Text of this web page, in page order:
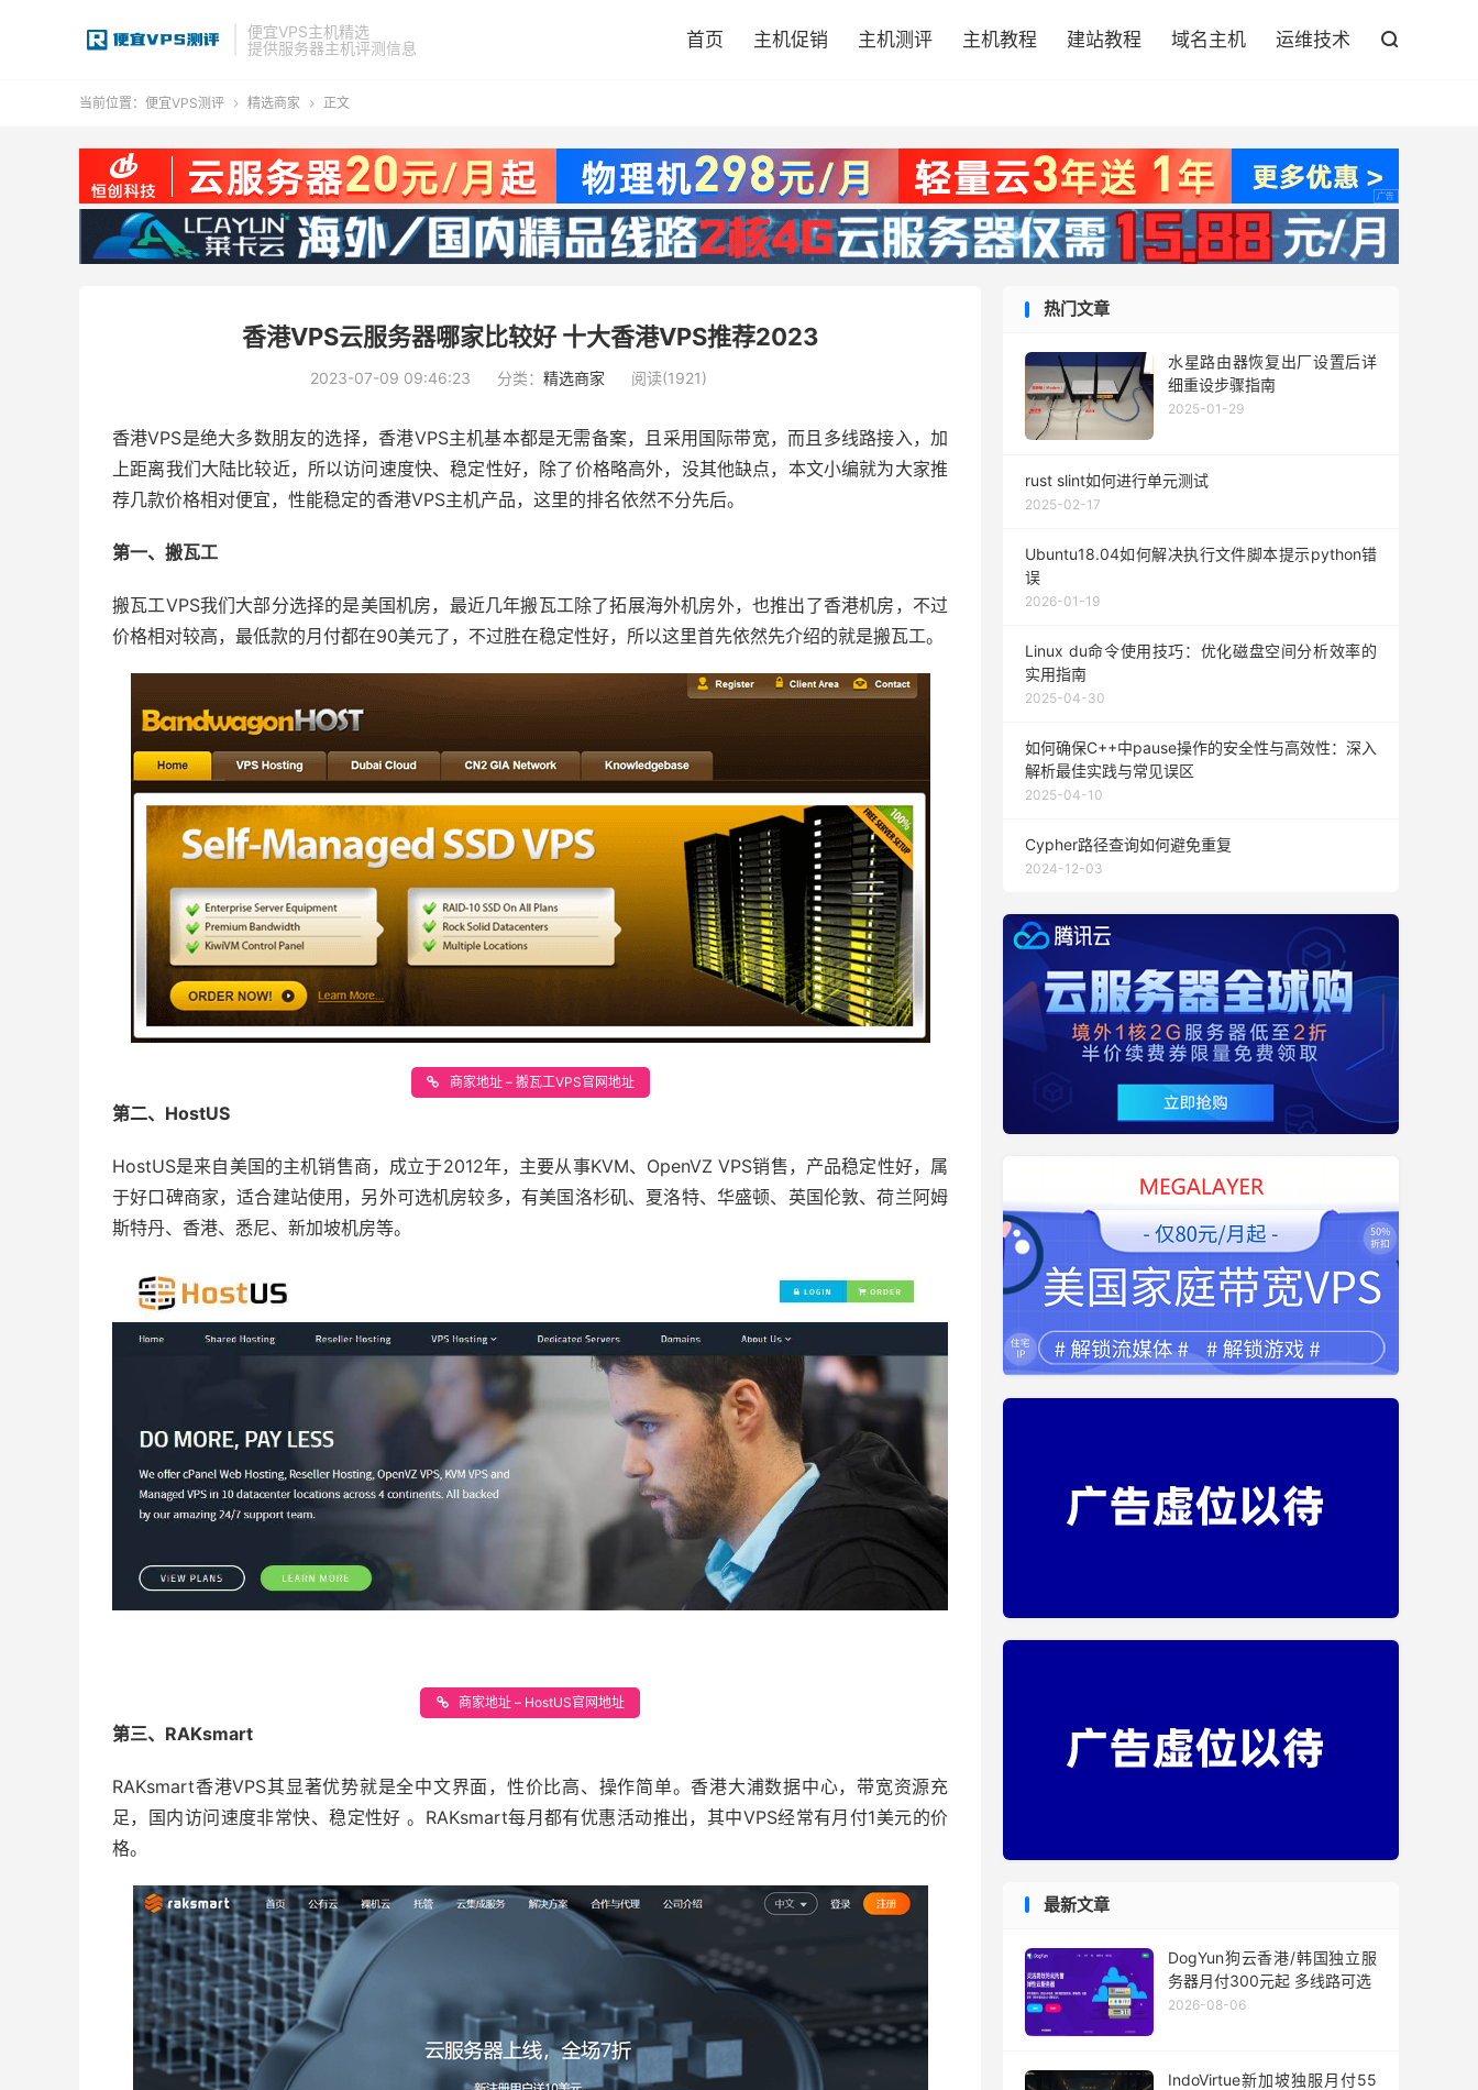
便宜VPS主机精选
提供服务器主机评测信息
首页 主机促销 主机测评 主机教程 建站教程 域名主机 运维技术 
当前位置： 便宜VPS测评  精选商家  正文
香港VPS云服务器哪家比较好 十大香港VPS推荐2023
2023-07-09 09:46:23 分类： 精选商家 阅读(1921)
香港VPS是绝大多数朋友的选择，香港VPS主机基本都是无需备案，且采用国际带宽，而且多线路接入，加
上距离我们大陆比较近，所以访问速度快、稳定性好，除了价格略高外，没其他缺点，本文小编就为大家推
荐几款价格相对便宜，性能稳定的香港VPS主机产品，这里的排名依然不分先后。
第一、搬瓦工
搬瓦工VPS我们大部分选择的是美国机房，最近几年搬瓦工除了拓展海外机房外，也推出了香港机房，不过
价格相对较高，最低款的月付都在90美元了，不过胜在稳定性好，所以这里首先依然先介绍的就是搬瓦工。
商家地址 – 搬瓦工VPS官网地址
第二、HostUS
HostUS是来自美国的主机销售商，成立于2012年，主要从事KVM、OpenVZ VPS销售，产品稳定性好，属
于好口碑商家，适合建站使用，另外可选机房较多，有美国洛杉矶、夏洛特、华盛顿、英国伦敦、荷兰阿姆
斯特丹、香港、悉尼、新加坡机房等。
商家地址 – HostUS官网地址
第三、RAKsmart
RAKsmart香港VPS其显著优势就是全中文界面，性价比高、操作简单。香港大浦数据中心，带宽资源充
足，国内访问速度非常快、稳定性好 。RAKsmart每月都有优惠活动推出，其中VPS经常有月付1美元的价
格。
热门文章
水星路由器恢复出厂设置后详
细重设步骤指南
2025-01-29
rust slint如何进行单元测试
2025-02-17
Ubuntu18.04如何解决执行文件脚本提示python错
误
2026-01-19
Linux du命令使用技巧：优化磁盘空间分析效率的
实用指南
2025-04-30
如何确保C++中pause操作的安全性与高效性：深入
解析最佳实践与常见误区
2025-04-10
Cypher路径查询如何避免重复
2024-12-03
最新文章
DogYun狗云香港/韩国独立服
务器月付300元起 多线路可选
2026-08-06
IndoVirtue新加坡独服月付55